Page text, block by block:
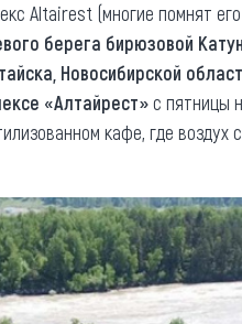
Altairest (многие помнят
берега бирюзовой
Новосибирской
«Алтайрест»с пятницы
кафе, где воздух